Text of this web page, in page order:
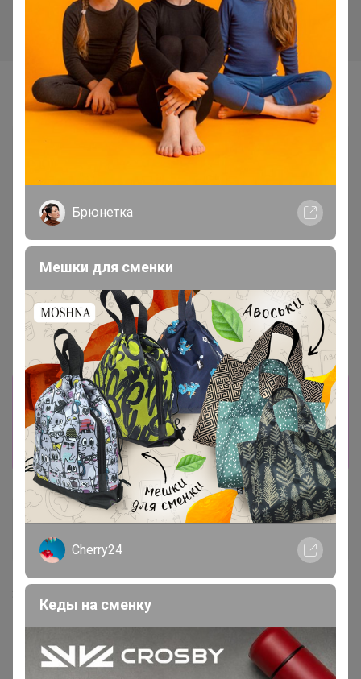
Самые желанные
470р
М84 Новое время бюст
1 400р
9000 АйЛайк бюст
Информация о заказах доступна
лишь членам клуба
Показать
АМЕТИСТ_С
Брюнетка
Мешки для сменки
Cherry24
Кеды на сменку